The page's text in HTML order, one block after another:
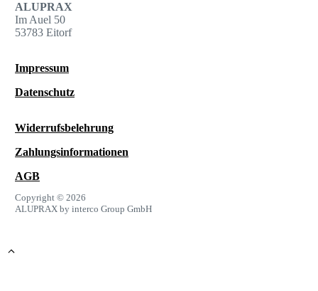
ALUPRAX
Im Auel 50
53783 Eitorf
Impressum
Datenschutz
Widerrufsbelehrung
Zahlungsinformationen
AGB
Copyright © 2026
ALUPRAX by interco Group GmbH